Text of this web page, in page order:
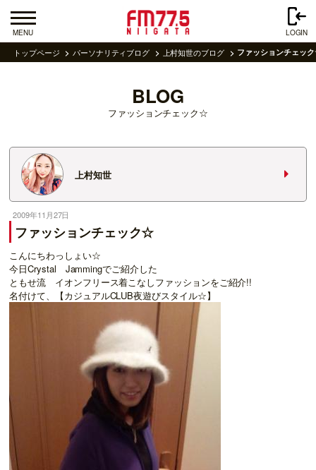
MENU LOGIN
トップページ パーソナリティブログ 上村知世のブログ ファッションチェッ
BLOG
ファッションチェック☆
上村知世
2009年11月27日
ファッションチェック☆
こんにちわっしょい☆
今日Crystal Jammingでご紹介した
ともせ流 イオンフリース着こなしファッションをご紹介!!
名付けて、【カジュアルCLUB夜遊びスタイル☆】